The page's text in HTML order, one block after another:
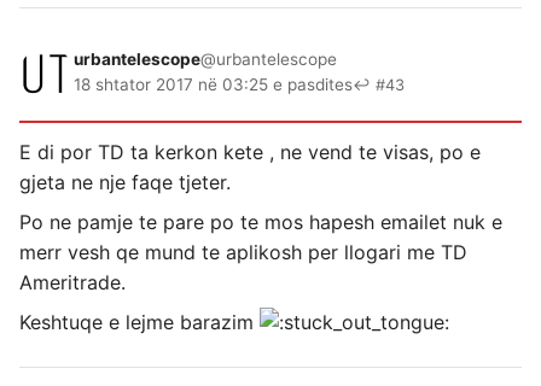
urbantelescope@urbantelescope
18 shtator 2017 në 03:25 e pasdites↩ #43
E di por TD ta kerkon kete , ne vend te visas, po e
gjeta ne nje faqe tjeter.
Po ne pamje te pare po te mos hapesh emailet nuk e
merr vesh qe mund te aplikosh per llogari me TD
Ameritrade.
Keshtuqe e lejme barazim